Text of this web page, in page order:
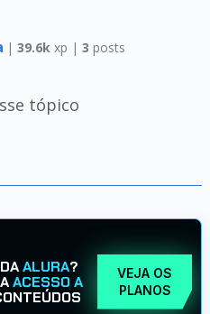
| 39.6k xp | 3 posts
tópico
ALURA?
ACESSO A
VEJA OS
PLANOS